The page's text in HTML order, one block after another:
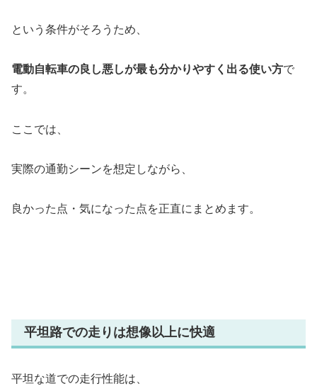
という条件がそろうため、
電動自転車の良し悪しが最も分かりやすく出る使い方で
す。
ここでは、
実際の通勤シーンを想定しながら、
良かった点・気になった点を正直にまとめます。
平坦路での走りは想像以上に快適
平坦な道での走行性能は、